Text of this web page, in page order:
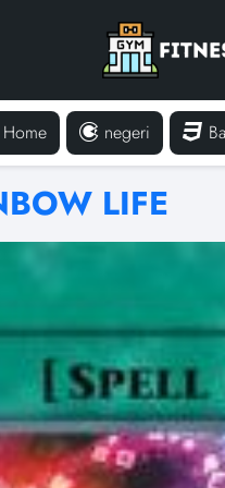
Home negeri
LIFE